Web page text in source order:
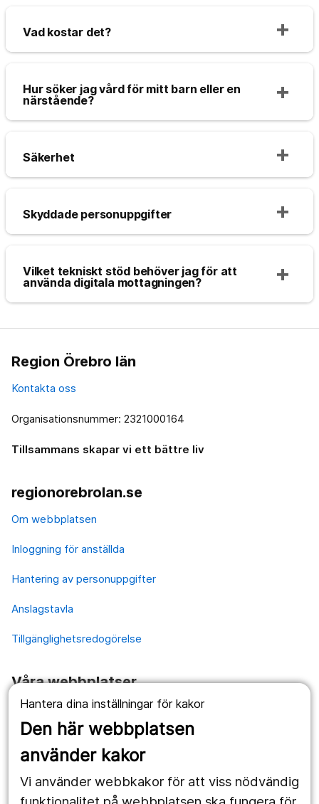
Hantera dina inställningar för kakor
Den här webbplatsen
använder kakor
Vi använder webbkakor för att viss nödvändig
Vad kostar det?
Hur söker jag vård för mitt barn eller en
närstående?
Säkerhet
Skyddade personuppgifter
Vilket tekniskt stöd behöver jag för att
använda digitala mottagningen?
Region Örebro län
Kontakta oss
Organisationsnummer: 2321000164
Tillsammans skapar vi ett bättre liv
regionorebrolan.se
Om webbplatsen
Inloggning för anställda
Hantering av personuppgifter
Anslagstavla
Tillgänglighetsredogörelse
Våra webbplatser
1177.se
Länstrafiken
Utveckling